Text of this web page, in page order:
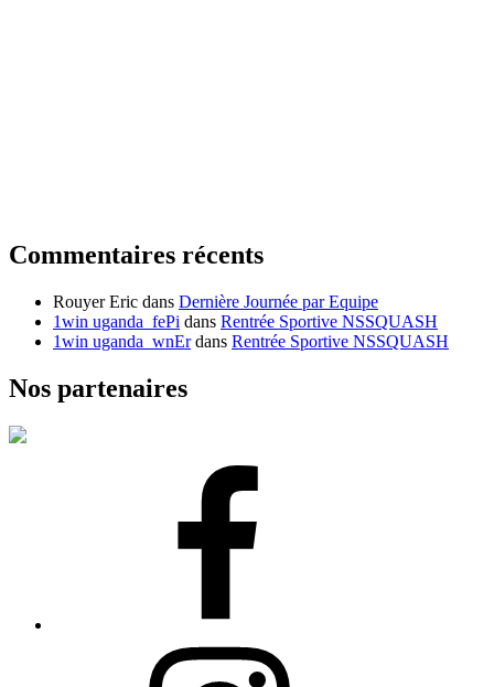
Commentaires récents
Rouyer Eric dans Dernière Journée par Equipe
1win uganda_fePi dans Rentrée Sportive NSSQUASH
1win uganda_wnErdans Rentrée Sportive NSSQUASH
Nos partenaires